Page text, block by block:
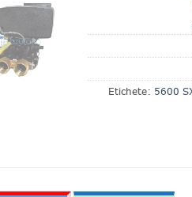
Etichete: 5600